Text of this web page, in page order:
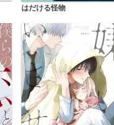
はだける怪物